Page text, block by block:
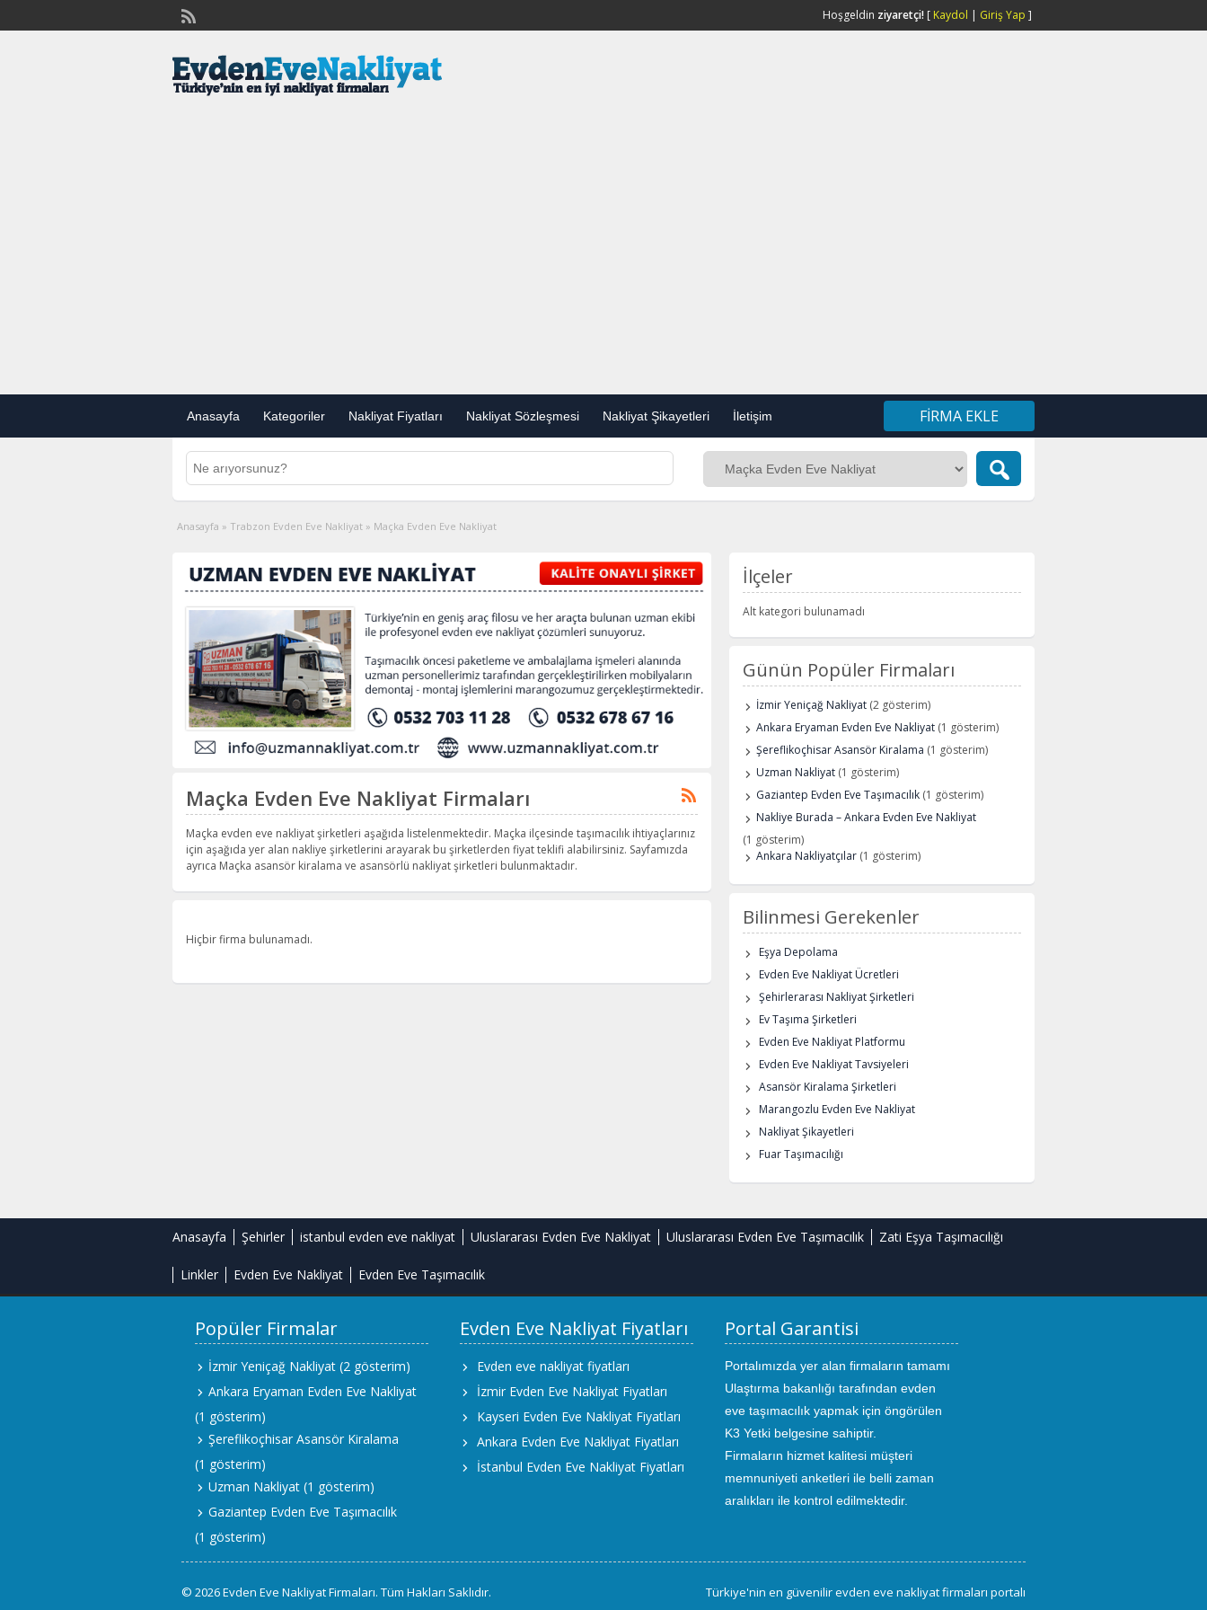
Hoşgeldin ziyaretçi! [ Kaydol | Giriş Yap ]
Anasayfa Kategoriler Nakliyat Fiyatları Nakliyat Sözleşmesi Nakliyat Şikayetleri İletişim FIRMA EKLE
Anasayfa » Trabzon Evden Eve Nakliyat » Maçka Evden Eve Nakliyat
Maçka Evden Eve Nakliyat Firmaları
Maçka evden eve nakliyat şirketleri aşağıda listelenmektedir. Maçka ilçesinde taşımacılık ihtiyaçlarınız
için aşağıda yer alan nakliye şirketlerini arayarak bu şirketlerden fiyat teklifi alabilirsiniz. Sayfamızda
ayrıca Maçka asansör kiralama ve asansörlü nakliyat şirketleri bulunmaktadır.
Hiçbir firma bulunamadı.
İlçeler
Alt kategori bulunamadı
Günün Popüler Firmaları
İzmir Yeniçağ Nakliyat (2 gösterim)
Ankara Eryaman Evden Eve Nakliyat (1 gösterim)
Şereflikoçhisar Asansör Kiralama (1 gösterim)
Uzman Nakliyat (1 gösterim)
Gaziantep Evden Eve Taşımacılık (1 gösterim)
Nakliye Burada – Ankara Evden Eve Nakliyat
(1 gösterim)
Ankara Nakliyatçılar (1 gösterim)
Bilinmesi Gerekenler
Eşya Depolama
Evden Eve Nakliyat Ücretleri
Şehirlerarası Nakliyat Şirketleri
Ev Taşıma Şirketleri
Evden Eve Nakliyat Platformu
Evden Eve Nakliyat Tavsiyeleri
Asansör Kiralama Şirketleri
Marangozlu Evden Eve Nakliyat
Nakliyat Şikayetleri
Fuar Taşımacılığı
Anasayfa Şehirler istanbul evden eve nakliyat Uluslararası Evden Eve Nakliyat Uluslararası Evden Eve Taşımacılık Zati Eşya Taşımacılığı
Linkler Evden Eve Nakliyat Evden Eve Taşımacılık
Popüler Firmalar
İzmir Yeniçağ Nakliyat (2 gösterim)
Ankara Eryaman Evden Eve Nakliyat
(1 gösterim)
Şereflikoçhisar Asansör Kiralama
(1 gösterim)
Uzman Nakliyat (1 gösterim)
Gaziantep Evden Eve Taşımacılık
(1 gösterim)
Evden Eve Nakliyat Fiyatları
Evden eve nakliyat fiyatları
İzmir Evden Eve Nakliyat Fiyatları
Kayseri Evden Eve Nakliyat Fiyatları
Ankara Evden Eve Nakliyat Fiyatları
İstanbul Evden Eve Nakliyat Fiyatları
Portal Garantisi
Portalımızda yer alan firmaların tamamı
Ulaştırma bakanlığı tarafından evden
eve taşımacılık yapmak için öngörülen
K3 Yetki belgesine sahiptir.
Firmaların hizmet kalitesi müşteri
memnuniyeti anketleri ile belli zaman
aralıkları ile kontrol edilmektedir.
© 2026 Evden Eve Nakliyat Firmaları. Tüm Hakları Saklıdır. Türkiye'nin en güvenilir evden eve nakliyat firmaları portalı